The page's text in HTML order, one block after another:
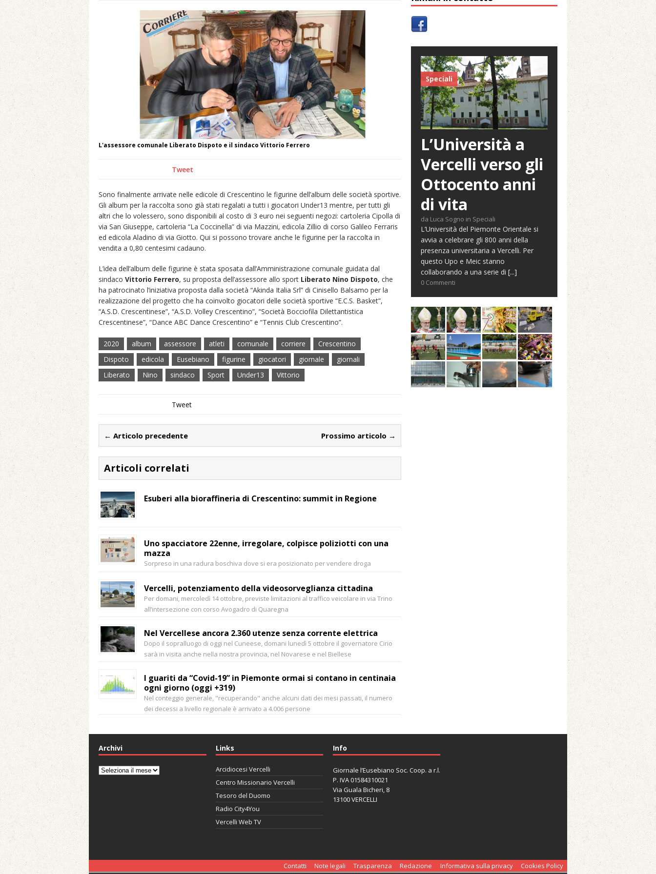
L'assessore comunale Liberato Dispoto e il sindaco Vittorio Ferrero
Tweet
Sono finalmente arrivate nelle edicole di Crescentino le figurine dell’album delle società sportive.
Gli album per la raccolta sono già stati regalati a tutti i giocatori Under13 mentre, per tutti gli
altri che lo volessero, sono disponibili al costo di 3 euro nei seguenti negozi: cartoleria Cipolla di
via San Giuseppe, cartoleria “La Coccinella” di via Mazzini, edicola Zillio di corso Galileo Ferraris
ed edicola Aladino di via Giotto. Qui si possono trovare anche le figurine per la raccolta in
vendita a 0,80 centesimi cadauno.
L’idea dell’album delle figurine è stata sposata dall’Amministrazione comunale guidata dal
sindaco Vittorio Ferrero, su proposta dell’assessore allo sport Liberato Nino Dispoto, che
ha patrocinato l’iniziativa proposta dalla società “Akinda Italia Srl” di Cinisello Balsamo per la
realizzazione del progetto che ha coinvolto giocatori delle società sportive “E.C.S. Basket”,
“A.S.D. Crescentinese”, “A.S.D. Volley Crescentino”, “Società Bocciofila Dilettantistica
Crescentinese”, “Dance ABC Dance Crescentino” e “Tennis Club Crescentino”.
2020 album assessore atleti comunale corriere
Crescentino
Dispoto
edicola Eusebiano figurine giocatori giornale
giornali
Liberato
Nino sindaco Sport Under13 Vittorio
Tweet
← Articolo precedente Prossimo articolo →
Articoli correlati
Esuberi alla bioraffineria di Crescentino: summit in Regione
Uno spacciatore 22enne, irregolare, colpisce poliziotti con una
mazza
Sorpreso in una radura boschiva dove si era posizionato per vendere droga
Vercelli, potenziamento della videosorveglianza cittadina
Per domani, mercoledì 14 ottobre, previste limitazioni al traffico veicolare in via Trino
all’intersezione con corso Avogadro di Quaregna
Nel Vercellese ancora 2.360 utenze senza corrente elettrica
Dopo il sopralluogo di oggi nel Cuneese, domani lunedì 5 ottobre il governatore Cirio
sarà in visita anche nella nostra provincia, nel Novarese e nel Biellese
I guariti da “Covid-19” in Piemonte ormai si contano in centinaia
ogni giorno (oggi +319)
Nel conteggio generale, "recuperando" anche alcuni dati dei mesi passati, il numero
dei decessi a livello regionale è arrivato a 4.006 persone
Speciali
L’Università a
Vercelli verso gli
Ottocento anni
di vita
da Luca Sogno in Speciali
L’Università del Piemonte Orientale si
avvia a celebrare gli 800 anni della
presenza universitaria a Vercelli. Per
questo Upo e Meic stanno
collaborando a una serie di [...]
0 Commenti
Archivi
Archivi
Links
Arcidiocesi Vercelli
Centro Missionario Vercelli
Tesoro del Duomo
Radio City4You
Vercelli Web TV
Info
Giornale l’Eusebiano Soc. Coop. a r.l.
P. IVA 01584310021
Via Guala Bicheri, 8
13100 VERCELLI
Contatti Note legali Trasparenza Redazione Informativa sulla privacy Cookies Policy